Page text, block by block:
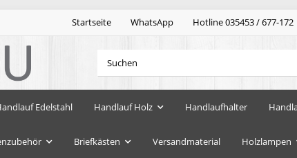
Startseite WhatsApp Hotline 035453 / 677-
Edelstahl Handlauf Holz Handlaufhalter
Briefkästen Versandmaterial Holzlampen